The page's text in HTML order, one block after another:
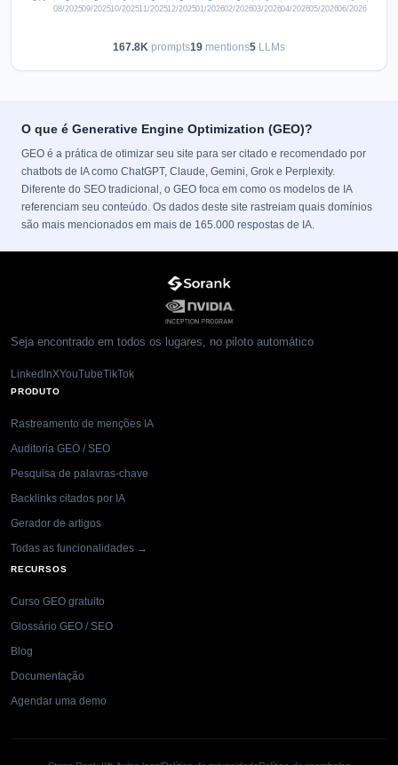
167.8K prompts19 mentions5 LLMs
O que é Generative Engine Optimization (GEO)?
GEO é a prática de otimizar seu site para ser citado e recomendado por
chatbots de IA como ChatGPT, Claude, Gemini, Grok e Perplexity.
Diferente do SEO tradicional, o GEO foca em como os modelos de IA
referenciam seu conteúdo. Os dados deste site rastreiam quais domínios
são mais mencionados em mais de 165.000 respostas de IA.
Seja encontrado em todos os lugares, no piloto automático
LinkedInXYouTubeTikTok
PRODUTO
Rastreamento de menções IA
Auditoria GEO / SEO
Pesquisa de palavras-chave
Backlinks citados por IA
Gerador de artigos
Todas as funcionalidades →
RECURSOS
Curso GEO gratuito
Glossário GEO / SEO
Blog
Documentação
Agendar uma demo